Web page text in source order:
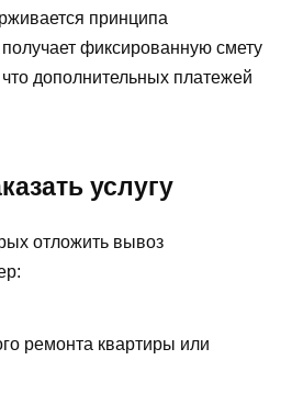
принципа
получает фиксированную смету
дополнительных платежей
услугу
отложить вывоз
ремонта квартиры или